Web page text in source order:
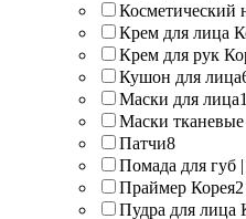
Косметический
Крем для лица
Крем для рук
Кушон для лица
Маски для лица
Маски тканевые
Патчи8
Помада для губ
Праймер Корея2
Пудра для лица